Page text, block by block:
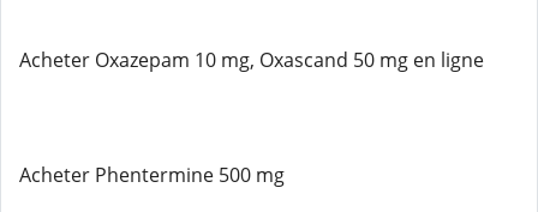
Acheter Oxazepam 10 mg, Oxascand 50 mg en ligne
Acheter Phentermine 500 mg